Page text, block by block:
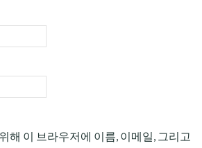
해 이 브라우저에 이름, 이메일, 그리고